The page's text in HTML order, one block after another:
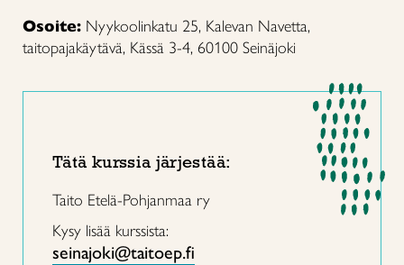
Osoite: Nyykoolinkatu 25, Kalevan Navetta,
taitopajakäytävä, Kässä 3-4, 60100 Seinäjoki
Tätä kurssia järjestää:
Taito Etelä-Pohjanmaa ry
Kysy lisää kurssista:
seinajoki@taitoep.fi